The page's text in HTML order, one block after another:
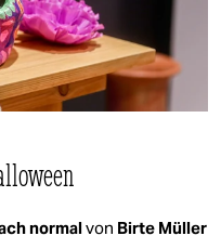
normalvon Birte Müller